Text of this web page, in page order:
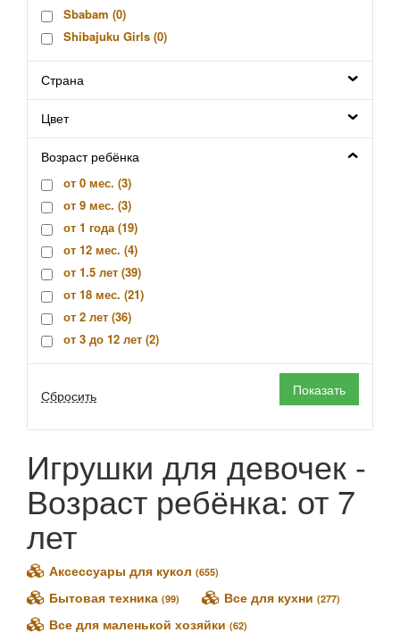
Sbabam (0)
Shibajuku Girls (0)
Unique Eyes (0)
Китай (
Silverlit (0)
Hasbro (
Mattel (0)
Sylvanian Families (
Карапуз ( 0)
1Toy (0)
Altacto (0)
AltairToys (0)
Arias (0)
Asivil (0 )
Ballerina Dreamer (
Castorland ( 0)
Corolle (0)
Defa Lucy (0)
Dolly Toy (
Dolu (0)
Dracco ( 0)
Страна
Цвет
Возраст ребёнка
от 0 мес. (3)
от 9 мес. (3)
от 1 года (19)
от 12 мес. (4)
от 1.5 лет (39)
от 18 мес. (21)
от 2 лет (36)
от 3 до 12 лет (2)
от 3 лет (3142)
от 5 лет (
от 6 лет (28)
1+ (1)
3+ (52
Игрушки для девочек -
Возраст ребёнка: от 7
лет
Аксессуары для кукол (655)
Бытовая техника (99) Все для кухни (277)
Все для маленькой хозяйки (62)